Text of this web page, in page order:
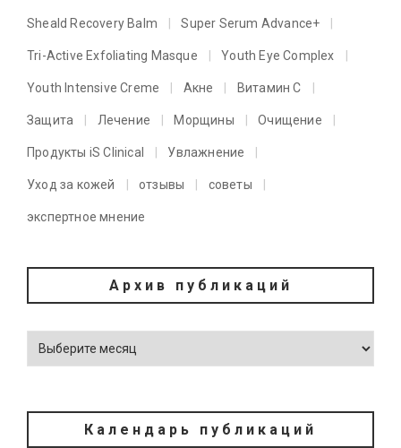
Sheald Recovery Balm Super Serum Advance+
Tri-Active Exfoliating Masque Youth Eye Complex
Youth Intensive Creme Акне Витамин C
Защита Лечение Морщины Очищение
Продукты iS Clinical Увлажнение
Уход за кожей отзывы советы
экспертное мнение
Архив публикаций
Календарь публикаций